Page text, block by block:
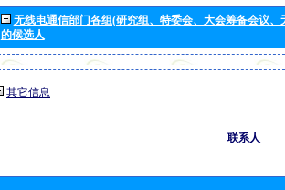
无线电通信部门各组(研究组、特委会、大会筹备会议
的候选人
其它信息
联系人